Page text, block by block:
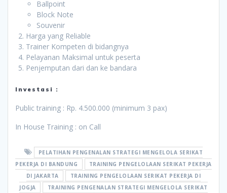
Ballpoint
Block Note
Souvenir
Harga yang Reliable
Trainer Kompeten di bidangnya
Pelayanan Maksimal untuk peserta
Penjemputan dari dan ke bandara
Investasi :
Public training : Rp. 4.500.000 (minimum 3 pax)
In House Training : on Call
PELATIHAN PENGENALAN STRATEGI MENGELOLA SERIKAT
PEKERJA DI BANDUNG
TRAINING PENGELOLAAN SERIKAT PEKERJA
DI JAKARTA
TRAINING PENGELOLAAN SERIKAT PEKERJA DI
JOGJA
TRAINING PENGENALAN STRATEGI MENGELOLA SERIKAT